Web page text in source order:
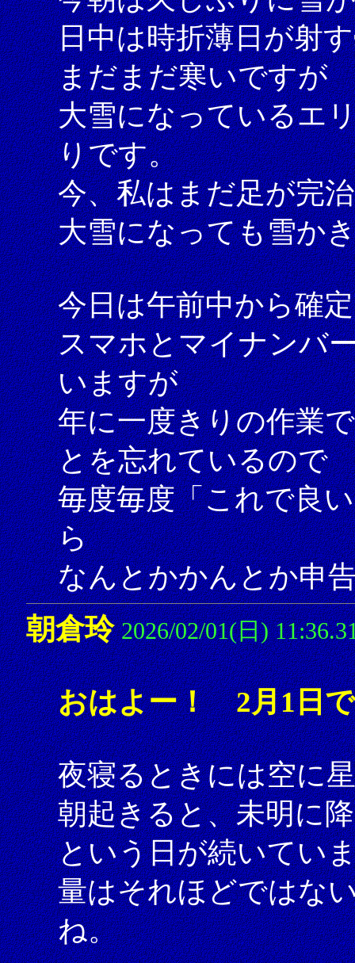
日中は時折薄日が射
まだまだ寒いですが
大雪になっているエ
りです。
今、私はまだ足が完
大雪になっても雪か
今日は午前中から確
スマホとマイナンバ
いますが
年に一度きりの作業
とを忘れているので
毎度毎度「これで良
ら
なんとかかんとか申
朝倉玲 2026/02/01(日)
おはよー！ 2月1日
夜寝るときには空に
朝起きると、未明に
という日が続いてい
量はそれほどではな
ね。